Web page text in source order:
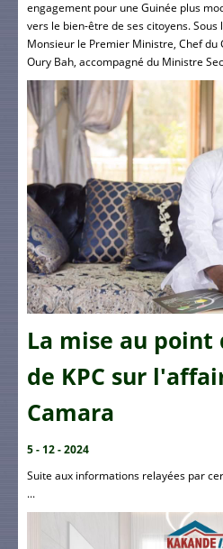
engagement pour une Guinée plus
vers le bien-être de ses citoyens.
Monsieur le Premier Ministre, Chef du
Oury Bah, accompagné du Ministre
La mise au point
de KPC sur
Camara
5 - 12 - 2024
Suite aux informations relayées par
...